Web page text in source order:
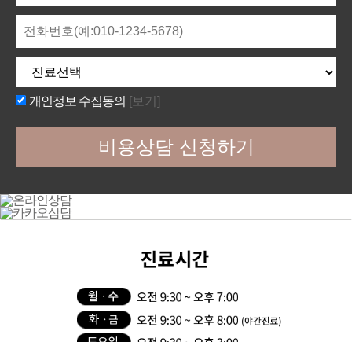
개인정보 수집동의 [보기]